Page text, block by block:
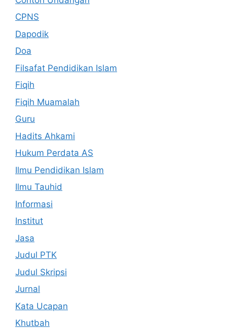
CPNS
Dapodik
Doa
Filsafat Pendidikan Islam
Fiqih
Fiqih Muamalah
Guru
Hadits Ahkami
Hukum Perdata AS
Ilmu Pendidikan Islam
Ilmu Tauhid
Informasi
Institut
Jasa
Judul PTK
Judul Skripsi
Jurnal
Kata Ucapan
Khutbah